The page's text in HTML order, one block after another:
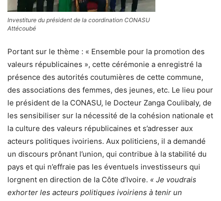
Investiture du président de la coordination CONASU
Attécoubé
Portant sur le thème : « Ensemble pour la promotion des
valeurs républicaines », cette cérémonie a enregistré la
présence des autorités coutumières de cette commune,
des associations des femmes, des jeunes, etc. Le lieu pour
le président de la CONASU, le Docteur Zanga Coulibaly, de
les sensibiliser sur la nécessité de la cohésion nationale et
la culture des valeurs républicaines et s’adresser aux
acteurs politiques ivoiriens. Aux politiciens, il a demandé
un discours prônant l’union, qui contribue à la stabilité du
pays et qui n’effraie pas les éventuels investisseurs qui
lorgnent en direction de la Côte d’Ivoire. « Je voudrais
exhorter les acteurs politiques ivoiriens à tenir un